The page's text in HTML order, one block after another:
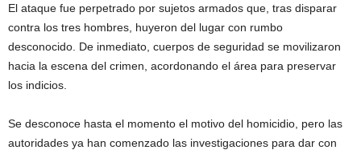
El ataque fue perpetrado por sujetos armados que, tras disparar
contra los tres hombres, huyeron del lugar con rumbo
desconocido. De inmediato, cuerpos de seguridad se movilizaron
hacia la escena del crimen, acordonando el área para preservar
los indicios.
Se desconoce hasta el momento el motivo del homicidio, pero las
autoridades ya han comenzado las investigaciones para dar con